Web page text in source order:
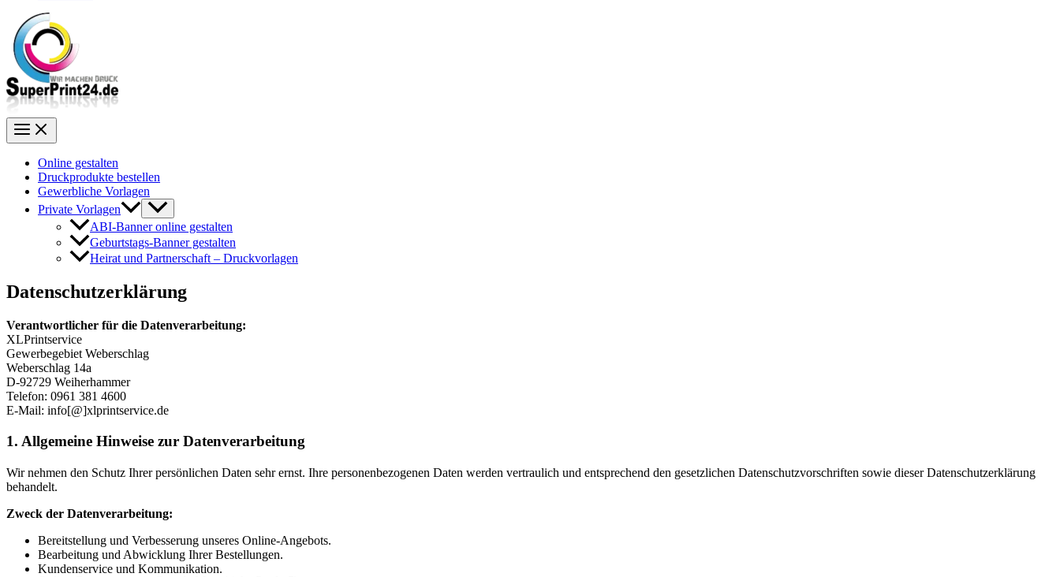
Online gestalten
Druckprodukte bestellen
Gewerbliche Vorlagen
Private Vorlagen
ABI-Banner online gestalten
Geburtstags-Banner gestalten
Heirat und Partnerschaft – Druckvorlagen
Datenschutzerklärung
Verantwortlicher für die Datenverarbeitung:
XLPrintservice
Gewerbegebiet Weberschlag
Weberschlag 14a
D-92729 Weiherhammer
Telefon: 0961 381 4600
E-Mail: info[@]xlprintservice.de
1. Allgemeine Hinweise zur Datenverarbeitung
Wir nehmen den Schutz Ihrer persönlichen Daten sehr ernst. Ihre personenbezogenen Daten werden vertraulich und entsprechend den gesetzlichen Datenschutzvorschriften sowie dieser Datenschutzerklärung
behandelt.
Zweck der Datenverarbeitung:
Bereitstellung und Verbesserung unseres Online-Angebots.
Bearbeitung und Abwicklung Ihrer Bestellungen.
Kundenservice und Kommunikation.